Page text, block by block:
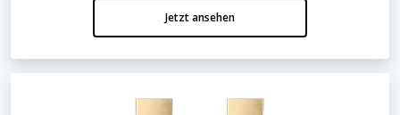
Jetzt ansehen